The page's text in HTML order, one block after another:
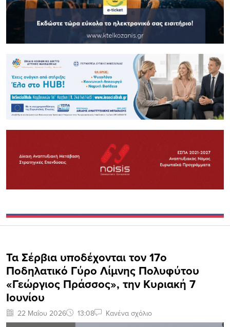
Τα Σέρβια υποδέχονται τον 17ο
Ποδηλατικό Γύρο Λίμνης Πολυφύτου
«Γεώργιος Πράσσος», την Κυριακή 7
Ιουνίου
22 Μαΐου 2026 13:08 Κανένα σχόλιο